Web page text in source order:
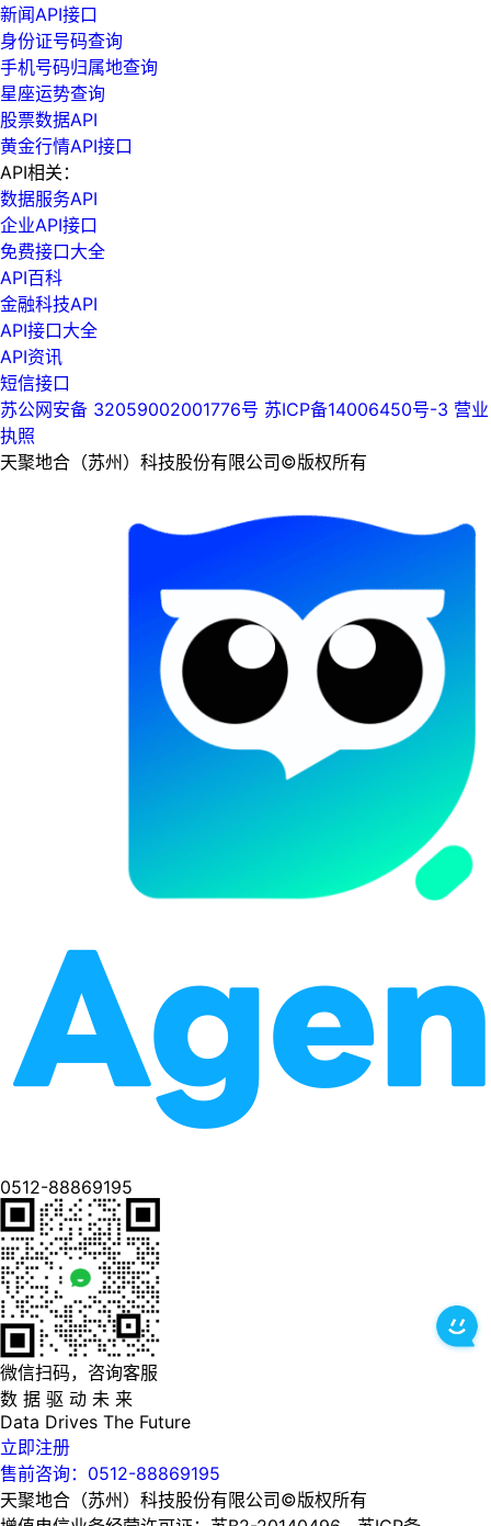
新闻API接口
身份证号码查询
手机号码归属地查询
星座运势查询
股票数据API
黄金行情API接口
API相关：
数据服务API
企业API接口
免费接口大全
API百科
金融科技API
API接口大全
API资讯
短信接口
苏公网安备 32059002001776号 苏ICP备14006450号-3 营业
执照
天聚地合（苏州）科技股份有限公司©版权所有
0512-88869195
微信扫码，咨询客服
数 据 驱 动 未 来
Data Drives The Future
立即注册
售前咨询：0512-88869195
天聚地合（苏州）科技股份有限公司©版权所有